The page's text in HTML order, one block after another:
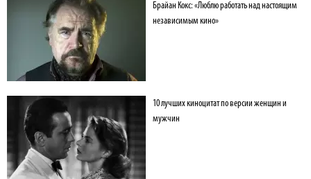
Брайан Кокс: «Люблю работать над настоящим
независимым кино»
10 лучших киноцитат по версии женщин и
мужчин